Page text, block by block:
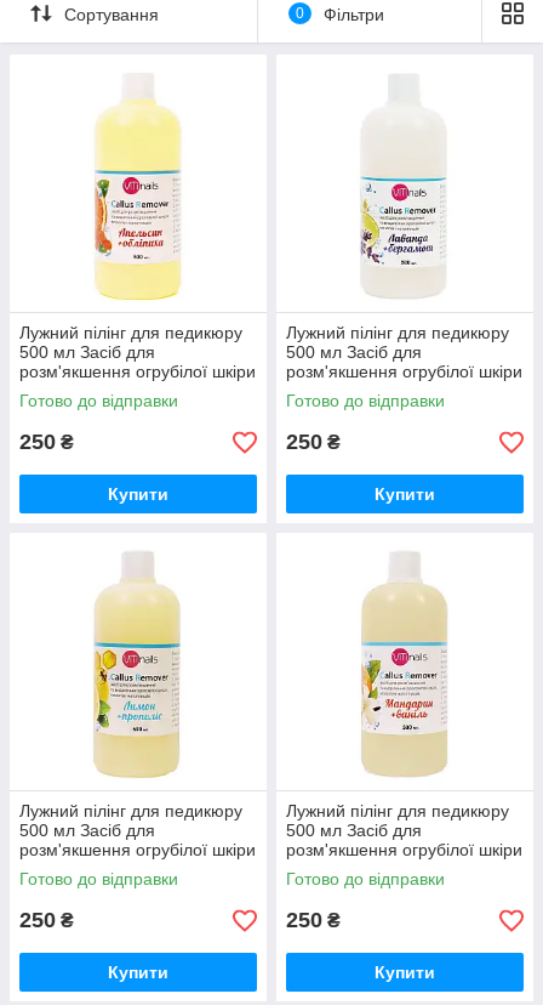
лимон + прополіс
рожеве дерево + мигдаль
манго, банан
Сортування 0 Фільтри
Лужний пілінг для педикюру
500 мл Засіб для
розм'якшення огрубілої шкіри
стоп (апельсин + обліпиха)
Готово до відправки
250 ₴
Купити
Лужний пілінг для педикюру
500 мл Засіб для
розм'якшення огрубілої шкіри
стоп (лаванда + бергамот)
Готово до відправки
250 ₴
Купити
Лужний пілінг для педикюру
500 мл Засіб для
розм'якшення огрубілої шкіри
стоп (лимон + прополіс),
Callus Remover
Готово до відправки
250 ₴
Купити
Лужний пілінг для педикюру
500 мл Засіб для
розм'якшення огрубілої шкіри
стоп (мандарин + ваніль)
Готово до відправки
250 ₴
Купити